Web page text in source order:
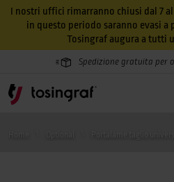
I nostri uffici rimarranno chiusi dal 7
in questo periodo saranno evasi a
Tosingraf augura a tutti
Spedizione gratuita per